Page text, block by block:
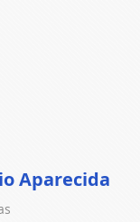
Aparecida